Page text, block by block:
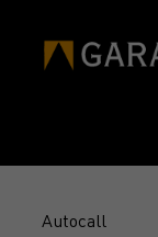
Autocall